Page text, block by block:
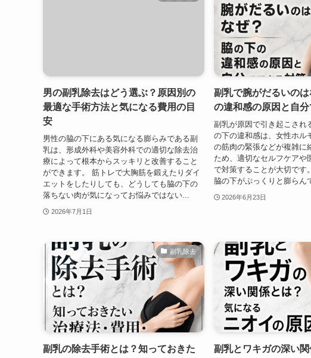
男の副乳除去はどう選ぶ？原因別の
最適な手術方法と気になる費用の目
安
男性の脇の下にある気になる膨らみである副
乳は、形成外科や美容外科での適切な除去治
療によって根本からスッキリと改善すること
ができます。 筋トレで大胸筋を鍛えたりダイ
エットをしたりしても、どうしても脇の下の
落ちない肉が気になってお悩みではない...
2026年7月1日
副乳で腕がだるいの
の違和感の原因と自
副乳が原因で引き起こされ
の下の違和感は、女性ホル
の筋肉の緊張などが複雑に
ため、適切なセルフケアや
で対策することが大切です
脇の下がぷっくりと膨らん
2026年6月23日
副乳除去
副乳の除去手術とは？知っておきた
副乳とワキガの深い